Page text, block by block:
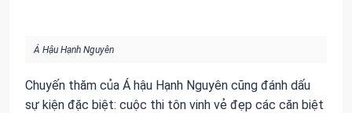
Á Hậu Hạnh Nguyên
Chuyến thăm của Á hậu Hạnh Nguyên cũng đánh dấu
sự kiện đặc biệt: cuộc thi tôn vinh vẻ đẹp các căn biệt